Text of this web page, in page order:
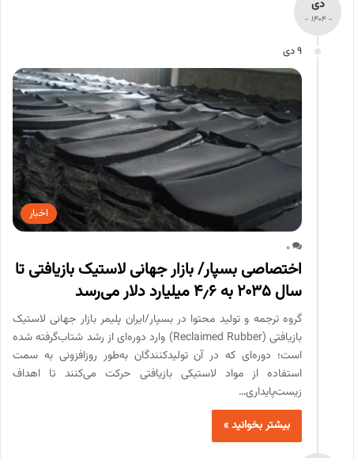
دی
- 1404 -
9 دی
اخبار
0
اختصاصی بسپار/ بازار جهانی لاستیک بازیافتی تا
سال ۲۰۳۵ به ۴٫۶ میلیارد دلار می‌رسد
گروه ترجمه و تولید محتوا در بسپار/ایران پلیمر بازار جهانی لاستیک
بازیافتی (Reclaimed Rubber) وارد دوره‌ای از رشد شتاب‌گرفته شده
است؛ دوره‌ای که در آن تولیدکنندگان به‌طور روزافزونی به سمت
استفاده از مواد لاستیکی بازیافتی حرکت می‌کنند تا اهداف
زیست‌پایداری…
بیشتر بخوانید »